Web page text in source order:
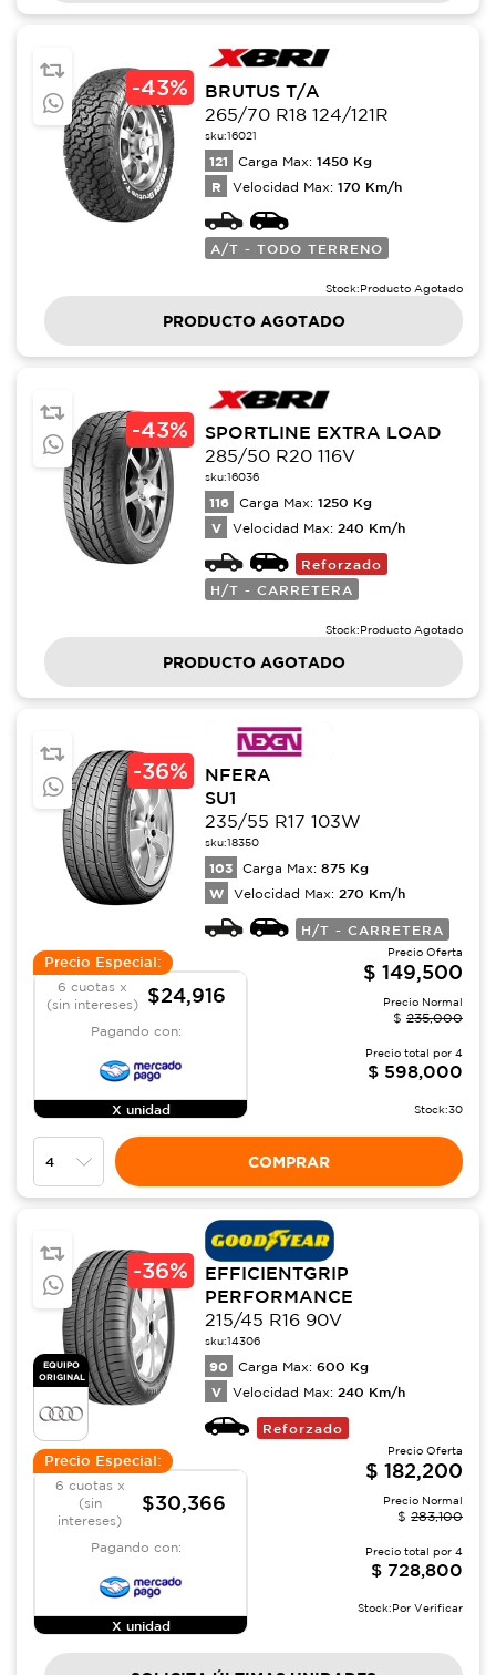
-43%
BRUTUS T/A
265/70 R18 124/121R
sku:16021
121 Carga Max: 1450 Kg
R Velocidad Max: 170 Km/h
A/T - TODO TERRENO
Stock:Producto Agotado
PRODUCTO AGOTADO
-43%
SPORTLINE EXTRA LOAD
285/50 R20 116V
sku:16036
116 Carga Max: 1250 Kg
V Velocidad Max: 240 Km/h
Reforzado
H/T - CARRETERA
Stock:Producto Agotado
PRODUCTO AGOTADO
-36%
NFERA
SU1
235/55 R17 103W
sku:18350
103 Carga Max: 875 Kg
W Velocidad Max: 270 Km/h
H/T - CARRETERA
Precio Especial:
6 cuotas x
(sin intereses)
$24,916
Pagando con:
X unidad
Precio Oferta
$ 149,500
Precio Normal
$ 235,000
Precio total por 4
$ 598,000
Stock:30
COMPRAR
EQUIPO
ORIGINAL
-36%
EFFICIENTGRIP
PERFORMANCE
215/45 R16 90V
sku:14306
90 Carga Max: 600 Kg
V Velocidad Max: 240 Km/h
Reforzado
Precio Especial:
6 cuotas x
(sin
intereses)
$30,366
Pagando con:
X unidad
Precio Oferta
$ 182,200
Precio Normal
$ 283,100
Precio total por 4
$ 728,800
Stock:Por Verificar